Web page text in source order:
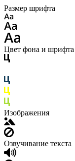
Размер шрифта
Цвет фона и шрифта
Изображения
Озвучивание текста